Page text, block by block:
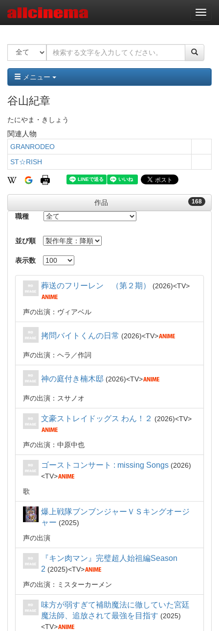
ナ
ビ
ー
ョ
ン
メニュー
谷山紀章
たにやま・きしょう
関連人物
GRANRODEO
ST☆RISH
168
作品
職種
並び順
表示数
葬送のフリーレン （第２期） 2026 TV
声の出演：ヴィアベル
拷問バイトくんの日常 2026 TV
声の出演：ヘラ 作詞
神の庭付き楠木邸 2026 TV
声の出演：スサノオ
文豪ストレイドッグス わん！２ 2026 TV
声の出演：中原中也
ゴーストコンサート : missing Songs
2026
TV
歌
爆上戦隊ブンブンジャーＶＳキングオージ
ャー
2025
声の出演
『キン肉マン』完璧超人始祖編Season
2
2025
TV
声の出演：ミスターカーメン
味方が弱すぎて補助魔法に徹していた宮廷
魔法師、追放されて最強を目指す
2025
TV